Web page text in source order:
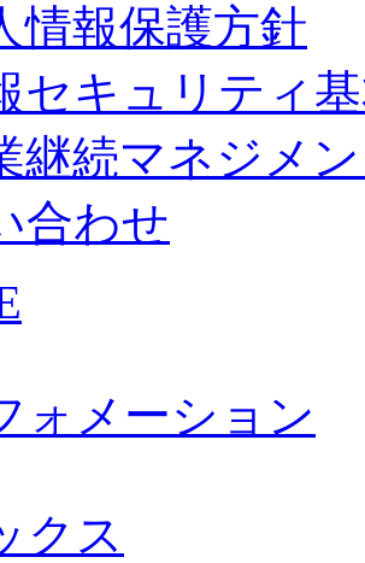
情報保護方針
セキュリティ
継続マネジメ
合わせ
ォメーション
クス